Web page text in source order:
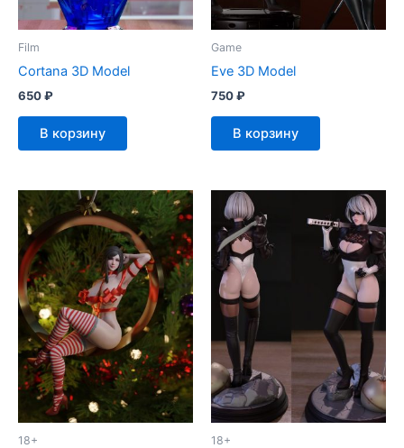
Film
Cortana 3D Model
650₽
В корзину
Game
Eve 3D Model
750₽
В корзину
18+ 18+